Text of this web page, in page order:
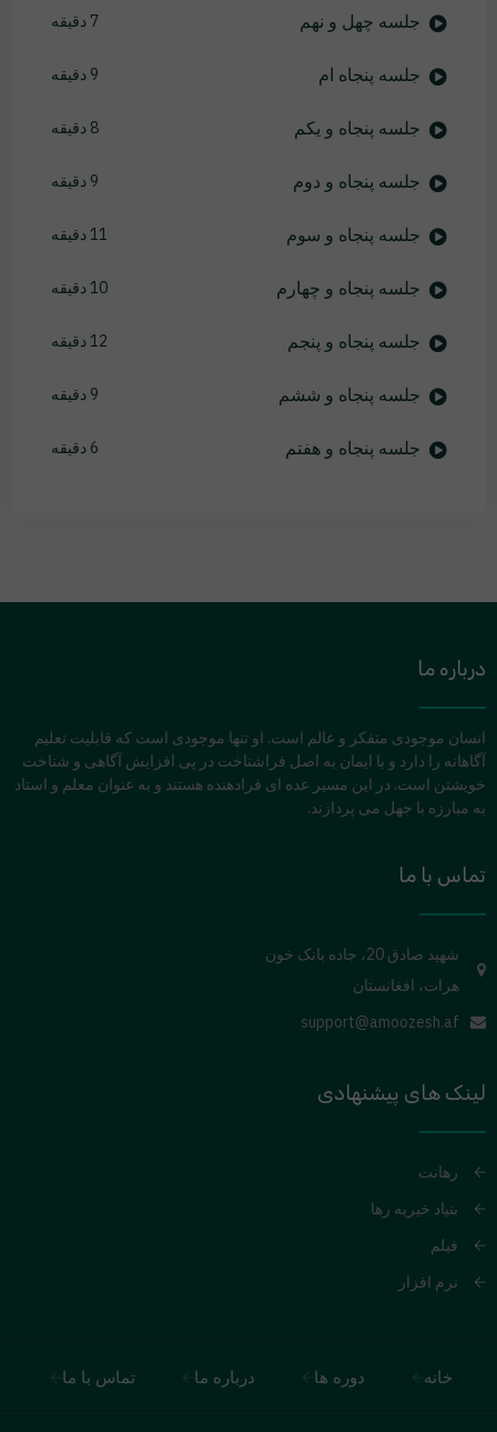
جلسه چهل و نهم 7 دقیقه
جلسه پنجاه ام 9 دقیقه
جلسه پنجاه و یکم 8 دقیقه
جلسه پنجاه و دوم 9 دقیقه
جلسه پنجاه و سوم 11 دقیقه
جلسه پنجاه و چهارم 10 دقیقه
جلسه پنجاه و پنجم 12 دقیقه
جلسه پنجاه و ششم 9 دقیقه
جلسه پنجاه و هفتم 6 دقیقه
درباره ما
انسان موجودی متفکر و عالم است. او تنها موجودی است که قابلیت تعلیم
آگاهانه را دارد و با ایمان به اصل فراشناخت در پی افزایش آگاهی و شناخت
خویشتن است. در این مسیر عده ای فرادهنده هستند و به عنوان معلم و استاد
به مبارزه با جهل می پردازند.
تماس با ما
شهید صادق 20، جاده بانک خون
هرات، افغانستان
support@amoozesh.af
لینک های پیشنهادی
رهانت
بنیاد خیریه رها
فیلم
نرم افزار
خانه دوره ها درباره ما تماس با ما